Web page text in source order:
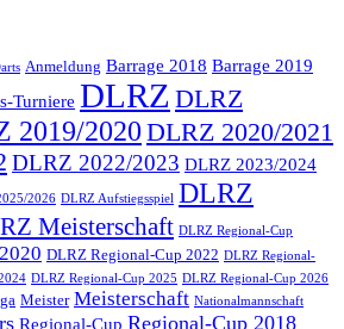
Anmeldung Barrage 2018 Barrage 2019
Turniere DLRZ DLRZ
2019/2020 DLRZ 2020/2021
DLRZ 2022/2023 DLRZ 2023/2024
2026 DLRZ Aufstiegsspiel DLRZ
Meisterschaft DLRZ Regional-Cup
DLRZ Regional-Cup 2022 DLRZ Regional-
DLRZ Regional-Cup 2025 DLRZ Regional-Cup 2026
Meister Meisterschaft Nationalmannschaft
Regional-Cup Regional-Cup 2018